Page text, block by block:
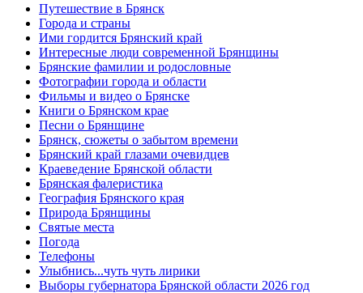
Путешествие в Брянск
Города и страны
Ими гордится Брянский край
Интересные люди современной Брянщины
Брянские фамилии и родословные
Фотографии города и области
Фильмы и видео о Брянске
Книги о Брянском крае
Песни о Брянщине
Брянск, сюжеты о забытом времени
Брянский край глазами очевидцев
Краеведение Брянской области
Брянская фалеристика
География Брянского края
Природа Брянщины
Святые места
Погода
Телефоны
Улыбнись...чуть чуть лирики
Выборы губернатора Брянской области 2026 год